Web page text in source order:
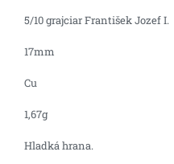
5/10 grajciar František Jozef I.
17mm
Cu
1,67g
Hladká hrana.